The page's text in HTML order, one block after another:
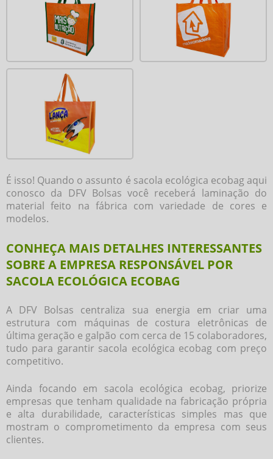
É isso! Quando o assunto é sacola ecológica ecobagaqui
conosco da DFV Bolsas você receberá laminação do
material feito na fábrica com variedade de cores e
modelos.
CONHEÇA MAIS DETALHES INTERESSANTES
SOBRE A EMPRESA RESPONSÁVEL POR
SACOLA ECOLÓGICA ECOBAG
A DFV Bolsas centraliza sua energia em criar uma
estrutura com máquinas de costura eletrônicas de
última geração e galpão com cerca de 15 colaboradores,
tudo para garantir sacola ecológica ecobag com preço
competitivo.
Ainda focando em sacola ecológica ecobag, priorize
empresas que tenham qualidade na fabricação própria
e alta durabilidade, características simples mas que
mostram o comprometimento da empresa com seus
clientes.